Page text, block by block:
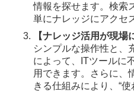
情報を探せます。検索
単にナレッジにアクセ
【ナレッジ活用が現場
シンプルな操作性と、
によって、ITツールに
用できます。さらに、
きる仕組みにより、“